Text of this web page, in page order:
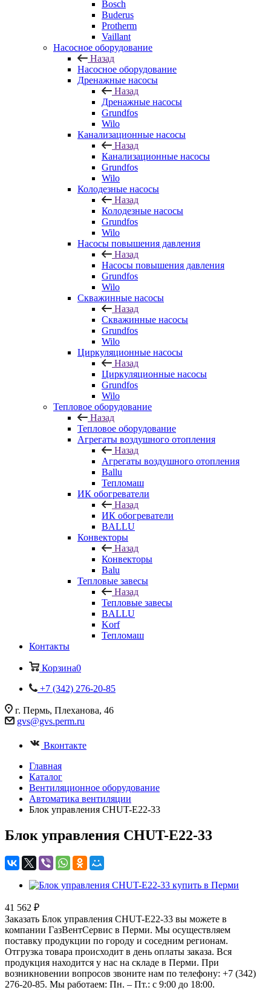
Bosch
Buderus
Protherm
Vaillant
Насосное оборудование
Назад
Насосное оборудование
Дренажные насосы
Назад
Дренажные насосы
Grundfos
Wilo
Канализационные насосы
Назад
Канализационные насосы
Grundfos
Wilo
Колодезные насосы
Назад
Колодезные насосы
Grundfos
Wilo
Насосы повышения давления
Назад
Насосы повышения давления
Grundfos
Wilo
Скважинные насосы
Назад
Скважинные насосы
Grundfos
Wilo
Циркуляционные насосы
Назад
Циркуляционные насосы
Grundfos
Wilo
Тепловое оборудование
Назад
Тепловое оборудование
Агрегаты воздушного отопления
Назад
Агрегаты воздушного отопления
Ballu
Тепломаш
ИК обогреватели
Назад
ИК обогреватели
BALLU
Конвекторы
Назад
Конвекторы
Balu
Тепловые завесы
Назад
Тепловые завесы
BALLU
Korf
Тепломаш
Контакты
Корзина0
+7 (342) 276-20-85
г. Пермь, Плеханова, 46
gvs@gvs.perm.ru
Вконтакте
Главная
Каталог
Вентиляционное оборудование
Автоматика вентиляции
Блок управления CHUT-E22-33
Блок управления CHUT-E22-33
41 562 ₽
Заказать Блок управления CHUT-E22-33 вы можете в
компании ГазВентСервис в Перми. Мы осуществляем
поставку продукции по городу и соседним регионам.
Отгрузка товара происходит в день оплаты заказа. Вся
продукция находится у нас на складе в Перми. При
возникновении вопросов звоните нам по телефону: +7 (342)
276-20-85. Мы работаем: Пн. – Пт.: с 9:00 до 18:00.